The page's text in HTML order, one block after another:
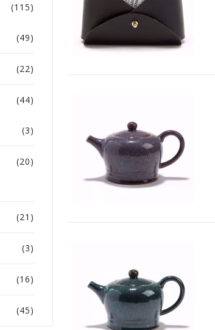
(115)
(49)
(22)
(44)
(3)
(20)
(21)
(3)
(16)
(45)